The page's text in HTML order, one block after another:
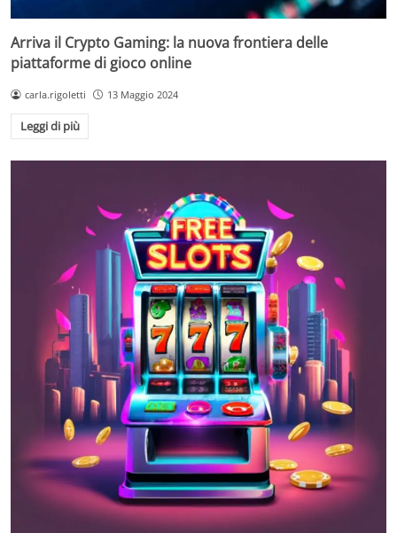
Arriva il Crypto Gaming: la nuova frontiera delle
piattaforme di gioco online
carla.rigoletti 13 Maggio 2024
Leggi di più